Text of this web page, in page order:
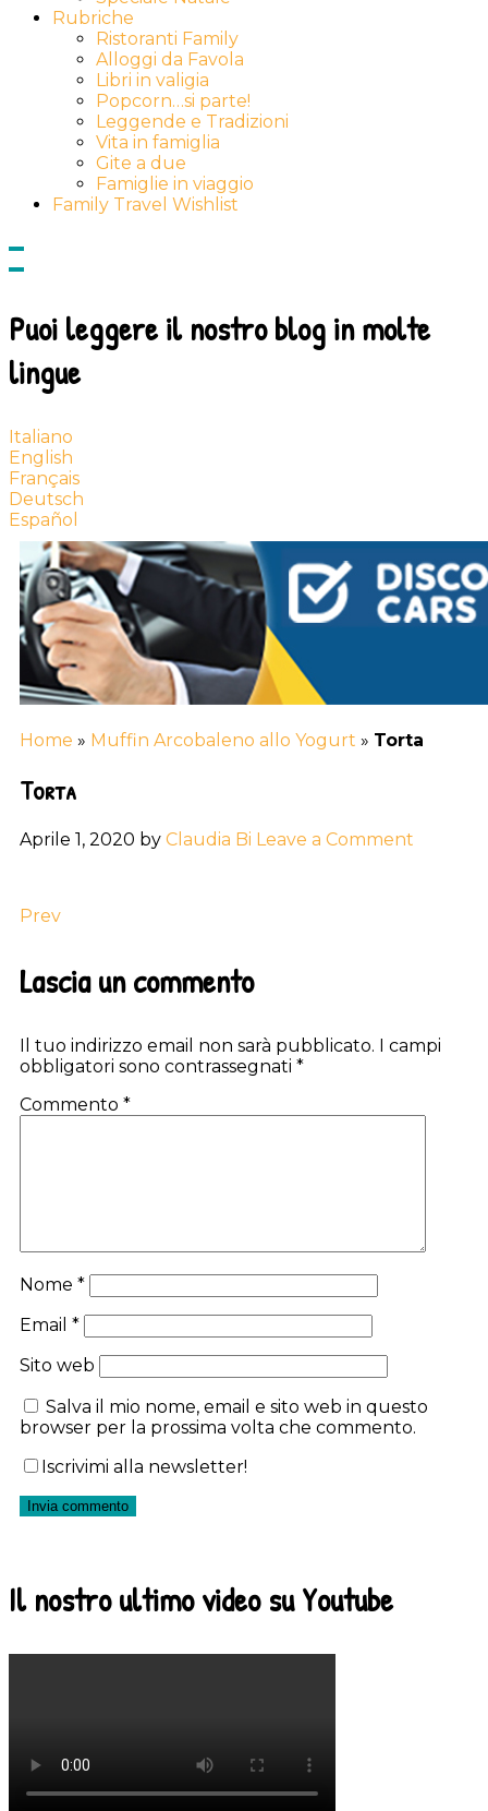
Rubriche
Ristoranti Family
Alloggi da Favola
Libri in valigia
Popcorn…si parte!
Leggende e Tradizioni
Vita in famiglia
Gite a due
Famiglie in viaggio
Family Travel Wishlist
Show
side
Hide
Puoi leggere il nostro blog in molte
lingue
Italiano
English
Français
Deutsch
Español
Home » Muffin Arcobaleno allo Yogurt » Torta
Torta
Aprile 1, 2020 by Claudia Bi Leave a Comment
Prev
Interactions
Lascia un commento
Il tuo indirizzo email non sarà pubblicato. I campi
obbligatori sono contrassegnati *
Commento *
Nome *
Email *
Sito web
Salva il mio nome, email e sito web in questo
browser per la prossima volta che commento.
Iscrivimi alla newsletter!
Il nostro ultimo video su Youtube